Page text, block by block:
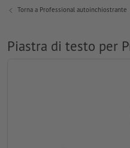
Torna a Professional autoinchiostrante
Piastra di testo per